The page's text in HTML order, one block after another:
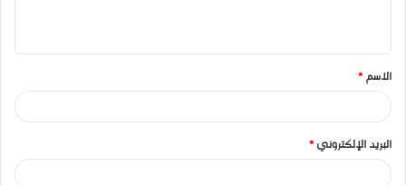
ق
*
الاسم *
البريد الإلكتروني *